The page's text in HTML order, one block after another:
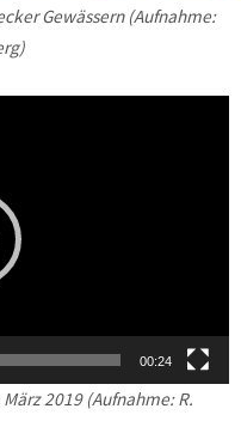
Gewässern (Aufnahme:
00:24
2019 (Aufnahme: R.